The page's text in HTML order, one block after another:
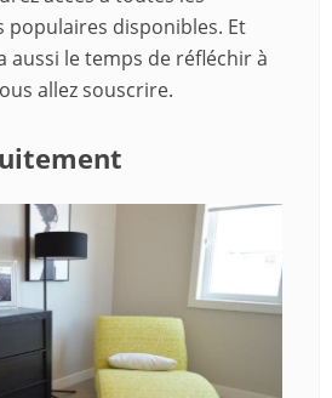
populaires disponibles. Et
aussi le temps de réfléchir à
allez souscrire.